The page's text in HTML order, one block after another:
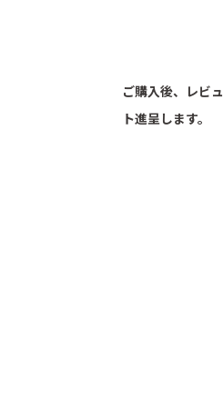
ご購入後、レビ
ト進呈します。